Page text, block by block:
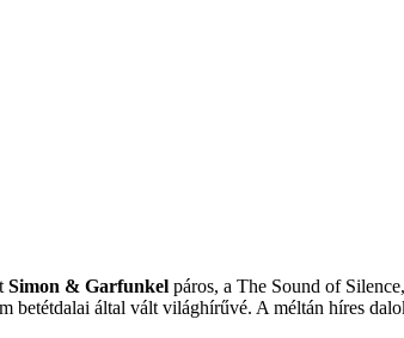
Simon & Garfunkel páros, a The Sound of
betétdalai által vált világhírűvé. A méltán híres